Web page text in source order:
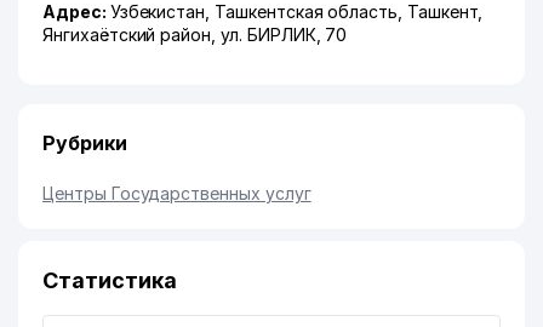
Адрес: Узбекистан, Ташкентская область Ташкент,
Янгихаётский район ,ул. БИРЛИК , 70
Рубрики
Центры Государственных услуг
Статистика